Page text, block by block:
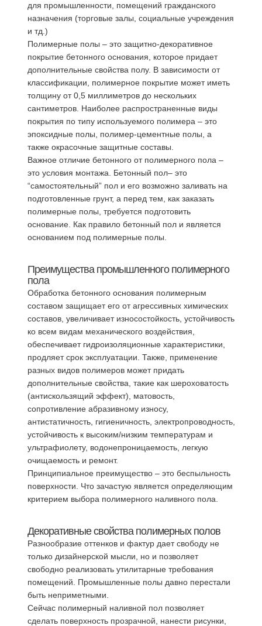
для промышленности, помещений гражданского
назначения (торговые залы, социальные учреждения
и тд.)
Полимерные полы – это защитно-декоративное
покрытие бетонного основания, которое придает
дополнительные свойства полу. В зависимости от
классификации, полимерное покрытие может иметь
толщину от 0,5 миллиметров до нескольких
сантиметров. Наиболее распространенные виды
покрытия по типу используемого полимера – это
эпоксидные полы, полимер-цементные полы, а
также окрасочные защитные составы.
Важное отличие бетонного от полимерного пола –
это условия монтажа. Бетонный пол– это
“самостоятельный” пол и его возможно заливать на
подготовленные грунт, а перед тем, как заказать
полимерные полы, требуется подготовить
основание. Как правило бетонный пол и является
основанием под полимерные полы.
Преимущества промышленного полимерного
пола
Обработка бетонного основания полимерным
составом защищает его от агрессивных химических
составов, увеличивает износостойкость, устойчивость
ко всем видам механического воздействия,
обеспечивает гидроизоляционные характеристики,
продляет срок эксплуатации. Также, применение
разных видов полимеров может придать
дополнительные свойства, такие как шероховатость
(антискользящий эффект), матовость,
сопротивление абразивному износу,
антистатичность, гигиеничность, электропроводность,
устойчивость к высоким/низким температурам и
ультрафиолету, водонепроницаемость, легкую
очищаемость и ремонт.
Принципиальное преимущество – это беспыльность
поверхности. Что зачастую является определяющим
критерием выбора полимерного наливного пола.
Декоративные свойства полимерных полов
Разнообразие оттенков и фактур дает свободу не
только дизайнерской мысли, но и позволяет
свободно реализовать утилитарные требования
помещений. Промышленные полы давно перестали
быть неприметными.
Сейчас полимерный наливной пол позволяет
сделать поверхность прозрачной, нанести рисунки,